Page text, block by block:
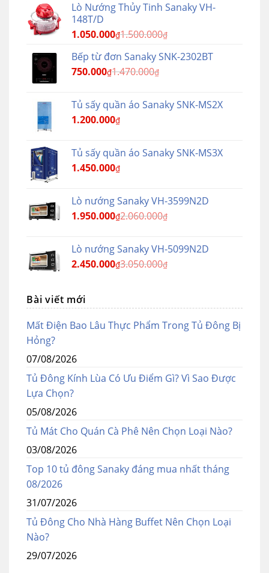
Lò Nướng Thủy Tinh Sanaky VH-
148T/D
1.050.000₫1.500.000₫
Bếp từ đơn Sanaky SNK-2302BT
750.000₫1.470.000₫
Tủ sấy quần áo Sanaky SNK-MS2X
1.200.000₫
Tủ sấy quần áo Sanaky SNK-MS3X
1.450.000₫
Lò nướng Sanaky VH-3599N2D
1.950.000₫2.060.000₫
Lò nướng Sanaky VH-5099N2D
2.450.000₫3.050.000₫
Bài viết mới
Mất Điện Bao Lâu Thực Phẩm Trong Tủ Đông Bị
Hỏng?
07/08/2026
Tủ Đông Kính Lùa Có Ưu Điểm Gì? Vì Sao Được
Lựa Chọn?
05/08/2026
Tủ Mát Cho Quán Cà Phê Nên Chọn Loại Nào?
03/08/2026
Top 10 tủ đông Sanaky đáng mua nhất tháng
08/2026
31/07/2026
Tủ Đông Cho Nhà Hàng Buffet Nên Chọn Loại
Nào?
29/07/2026